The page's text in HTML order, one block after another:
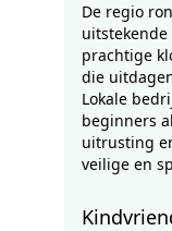
De regio
prachtige
die
Lokale
beginners
uitrusting
veilige en